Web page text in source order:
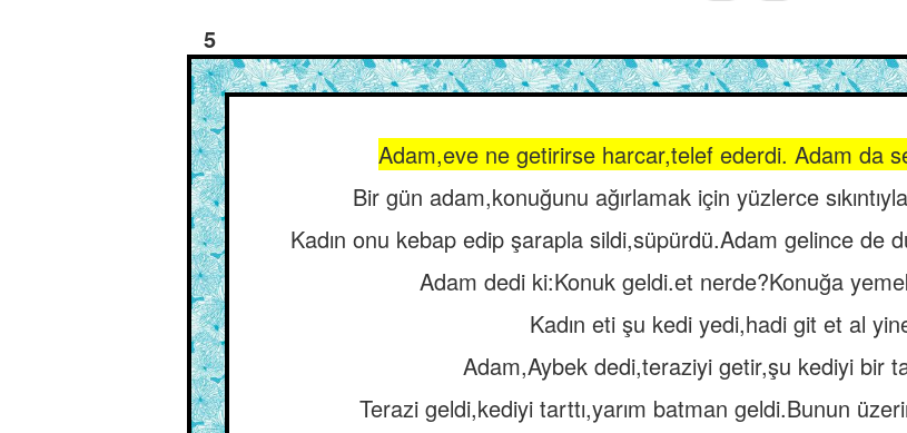
5
Adam,eve ne getirirse harcar,telef ederdi. Adam da
Bir gün adam,konuğunu ağırlamak için yüzlerce
Kadın onu kebap edip şarapla sildi,süpürdü.Adam gelince de
Adam dedi ki:Konuk geldi.et nerde?Konuğa
Kadın eti şu kedi yedi,hadi git et al
Adam,Aybek dedi,teraziyi getir,şu kediyi bir
Terazi geldi,kediyi tarttı,yarım batman geldi.Bunun